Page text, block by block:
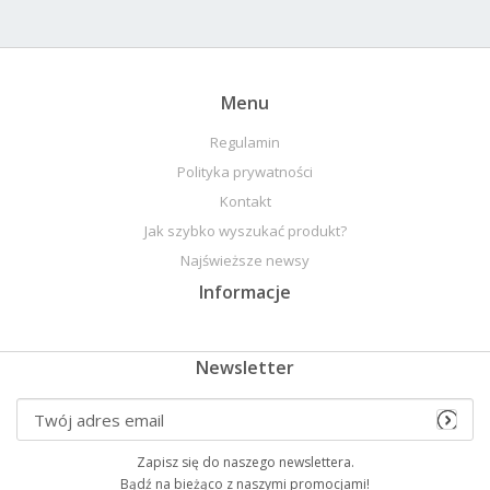
Menu
Regulamin
Polityka prywatności
Kontakt
Jak szybko wyszukać produkt?
Najświeższe newsy
Informacje
Newsletter
Zapisz się do naszego newslettera.
Bądź na bieżąco z naszymi promocjami!